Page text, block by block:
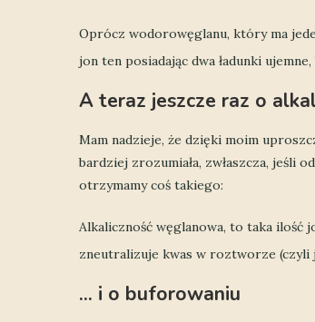
Oprócz wodorowęglanu, który ma
jon ten posiadając dwa ładunki
A teraz jeszcze raz o
Mam nadzieje, że dzięki moim
bardziej zrozumiała, zwłaszcza, jeśli
otrzymamy coś takiego:
Alkaliczność węglanowa, to taka ilość
zneutralizuje kwas w roztworze (czyli
… i o buforowaniu